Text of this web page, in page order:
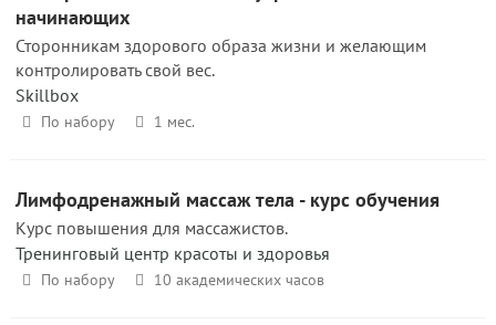
начинающих
Сторонникам здорового образа жизни и желающим
контролировать свой вес.
Skillbox
По набору 1 мес.
Лимфодренажный массаж тела - курс обучения
Курс повышения для массажистов.
Тренинговый центр красоты и здоровья
По набору 10 академических часов